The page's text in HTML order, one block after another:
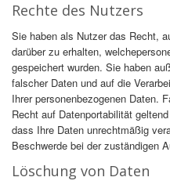
Rechte des Nutzers
Sie haben als Nutzer das Recht,
darüber zu erhalten,
gespeichert wurden. Sie haben
falscher Daten und auf die
Ihrer personenbezogenen Daten.
Recht auf Datenportabilität
dass Ihre Daten unrechtmäßig
Beschwerde bei der zuständigen
Löschung von Daten